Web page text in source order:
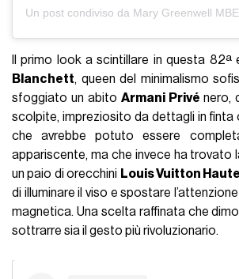
Il primo look a scintillare in questa 82ª
Blanchett, queen del minimalismo
sfoggiato un abito Armani Privé nero,
scolpite, impreziosito da dettagli in finta
che avrebbe potuto essere
appariscente, ma che invece ha trovato
un paio di orecchini Louis Vuitton
di illuminare il viso e spostare
magnetica. Una scelta raffinata che
sottrarre sia il gesto più rivoluzionario.